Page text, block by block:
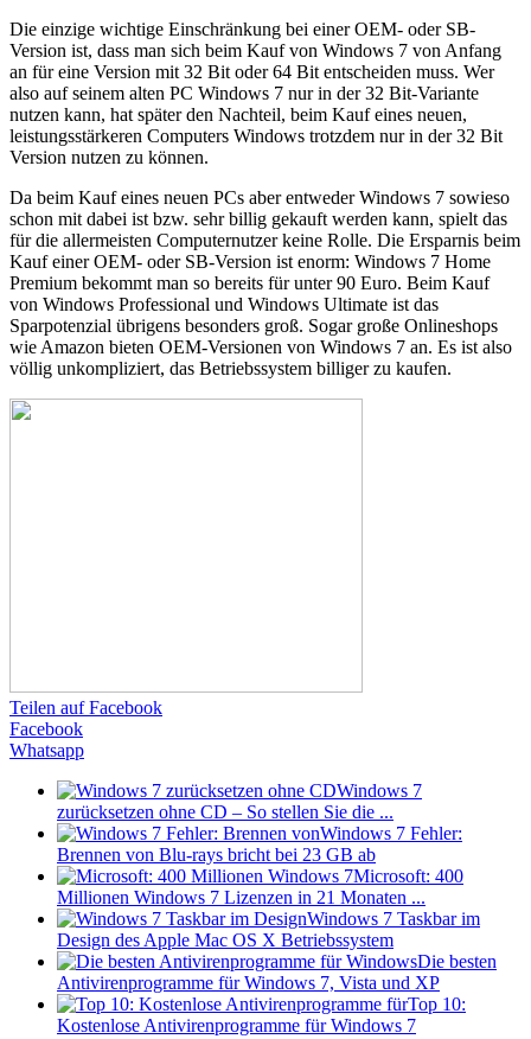
Die einzige wichtige Einschränkung bei einer OEM- oder SB-
Version ist, dass man sich beim Kauf von Windows 7 von Anfang
an für eine Version mit 32 Bit oder 64 Bit entscheiden muss. Wer
also auf seinem alten PC Windows 7 nur in der 32 Bit-Variante
nutzen kann, hat später den Nachteil, beim Kauf eines neuen,
leistungsstärkeren Computers Windows trotzdem nur in der 32 Bit
Version nutzen zu können.
Da beim Kauf eines neuen PCs aber entweder Windows 7 sowieso
schon mit dabei ist bzw. sehr billig gekauft werden kann, spielt das
für die allermeisten Computernutzer keine Rolle. Die Ersparnis beim
Kauf einer OEM- oder SB-Version ist enorm: Windows 7 Home
Premium bekommt man so bereits für unter 90 Euro. Beim Kauf
von Windows Professional und Windows Ultimate ist das
Sparpotenzial übrigens besonders groß. Sogar große Onlineshops
wie Amazon bieten OEM-Versionen von Windows 7 an. Es ist also
völlig unkompliziert, das Betriebssystem billiger zu kaufen.
Teilen auf Facebook
Facebook
Whatsapp
Windows 7
zurücksetzen ohne CD – So stellen Sie die ...
Windows 7 Fehler:
Brennen von Blu-rays bricht bei 23 GB ab
Microsoft: 400
Millionen Windows 7 Lizenzen in 21 Monaten ...
Windows 7 Taskbar im
Design des Apple Mac OS X Betriebssystem
Die besten
Antivirenprogramme für Windows 7, Vista und XP
Top 10:
Kostenlose Antivirenprogramme für Windows 7